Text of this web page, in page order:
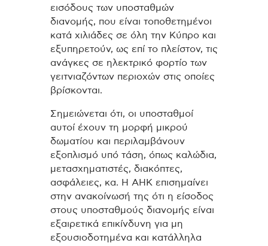
εισόδους των υποσταθμών
διανομής, που είναι τοποθετημένοι
κατά χιλιάδες σε όλη την Κύπρο και
εξυπηρετούν, ως επί το πλείστον, τις
ανάγκες σε ηλεκτρικό φορτίο των
γειτνιαζόντων περιοχών στις οποίες
βρίσκονται.
Σημειώνεται ότι, οι υποσταθμοί
αυτοί έχουν τη μορφή μικρού
δωματίου και περιλαμβάνουν
εξοπλισμό υπό τάση, όπως καλώδια,
μετασχηματιστές, διακόπτες,
ασφάλειες, κα. Η ΑΗΚ επισημαίνει
στην ανακοίνωσή της ότι η είσοδος
στους υποσταθμούς διανομής είναι
εξαιρετικά επικίνδυνη για μη
εξουσιοδοτημένα και κατάλληλα